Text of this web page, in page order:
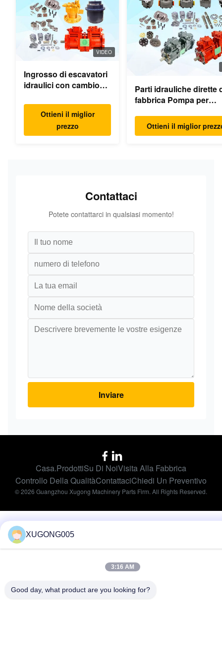
VIDEO
Ingrosso di escavatori
idraulici con cambio
oscillante per Hyundai
Yanmar Komatsu
Hitachi XCMG Liugong
SANY Volvo
Ottieni il miglior
prezzo
Parti idrauliche dirette
fabbrica Pompa per
pompa principale
PC/EX/EC/DH/DX/
Ottieni il miglior
Contattaci
Potete contattarci in qualsiasi momento!
Inviare
Casa.ProdottiSu Di NoiVisita Alla Fabbrica
Controllo Della QualitàContattaciChiedi Un Preventivo
© 2026 Guangzhou Xugong Machinery Parts Firm. All Rights Reserved.
XUGONG005
3:16 AM
Good day, what product are you looking for?